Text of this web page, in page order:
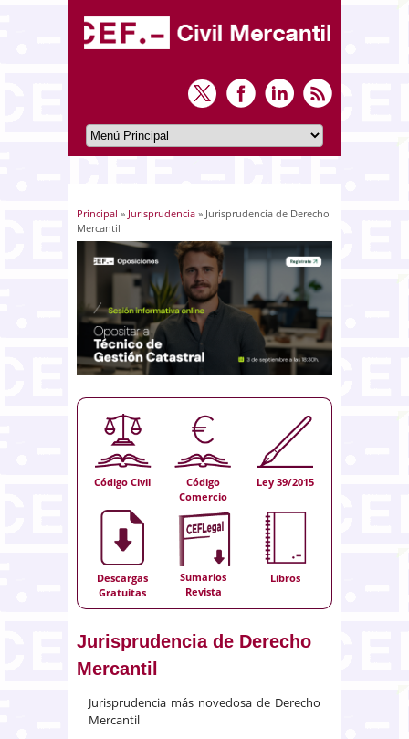
Usted está aquí
Principal » Jurisprudencia » Jurisprudencia de Derecho
Mercantil
Código Civil
Código
Comercio
Ley 39/2015
Descargas
Gratuitas
Sumarios
Revista
Libros
Jurisprudencia de Derecho
Mercantil
Jurisprudencia más novedosa de Derecho
Mercantil